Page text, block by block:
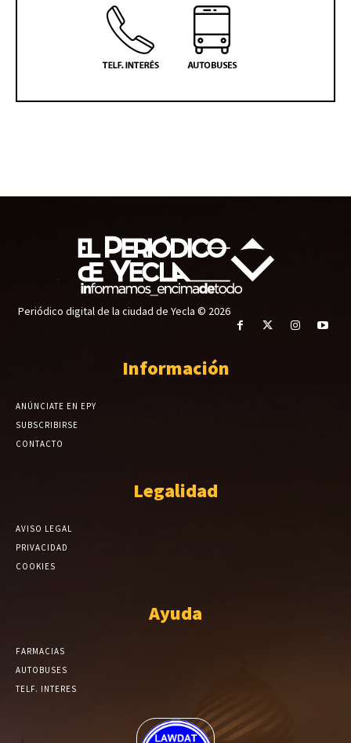
Periódico digital de la ciudad de Yecla © 2026
Información
ANÚNCIATE EN EPY
SUBSCRIBIRSE
CONTACTO
Legalidad
AVISO LEGAL
PRIVACIDAD
COOKIES
Ayuda
FARMACIAS
AUTOBUSES
TELF. INTERES